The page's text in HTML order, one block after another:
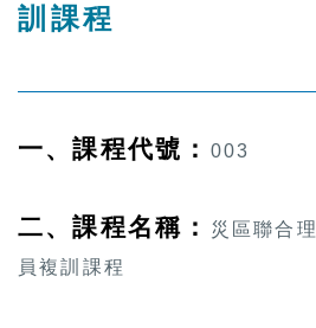
訓課程
一、課程代號： 003
二、課程名稱：
災區聯合
員複訓課程